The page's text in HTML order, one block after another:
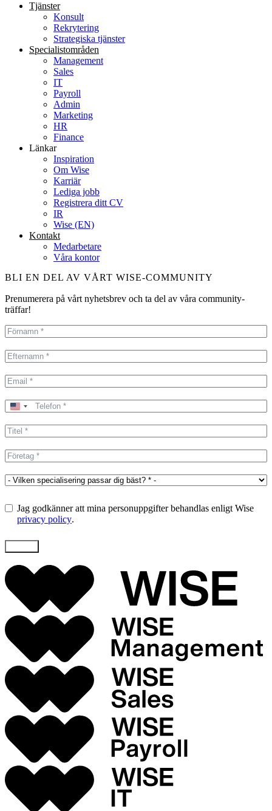
Tjänster
Konsult
Rekrytering
Strategiska tjänster
Specialist­områden
Management
Sales
IT
Payroll
Admin
Marketing
HR
Finance
Länkar
Inspiration
Om Wise
Karriär
Lediga jobb
Registrera ditt CV
IR
Wise (EN)
Kontakt
Medarbetare
Våra kontor
BLI EN DEL AV VÅRT WISE-COMMUNITY
Prenumerera på vårt nyhetsbrev och ta del av våra community-
träffar!
United
+1
Jag godkänner att mina personuppgifter behandlas enligt Wise
privacy policy.